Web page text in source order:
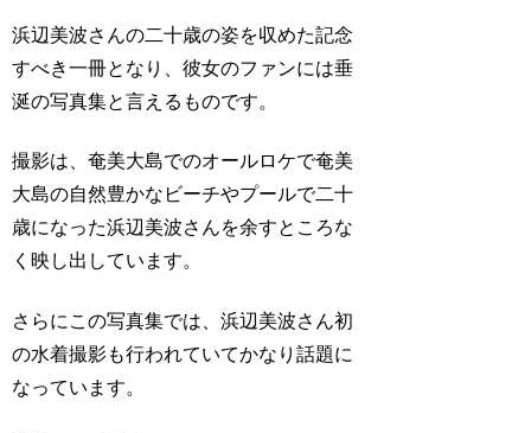
浜辺美波さんの二十歳の姿を収めた記念
すべき一冊となり、彼女のファンには垂
涎の写真集と言えるものです。
撮影は、奄美大島でのオールロケで奄美
大島の自然豊かなビーチやプールで二十
歳になった浜辺美波さんを余すところな
く映し出しています。
さらにこの写真集では、浜辺美波さん初
の水着撮影も行われていてかなり話題に
なっています。